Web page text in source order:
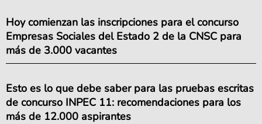
Hoy comienzan las inscripciones para el concurso
Empresas Sociales del Estado 2 de la CNSC para
más de 3.000 vacantes
Esto es lo que debe saber para las pruebas escritas
de concurso INPEC 11: recomendaciones para los
más de 12.000 aspirantes